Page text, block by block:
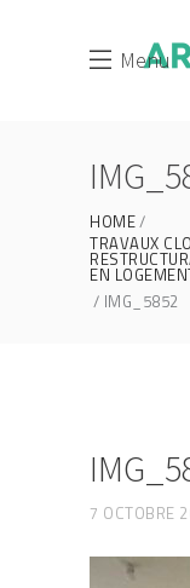
Menu
HOME
TRAVAUX
EN
IMG_5852
7 OCTOBRE